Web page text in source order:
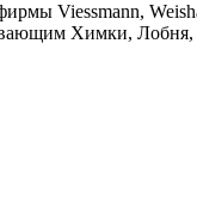
Viessmann,
Химки, Лобня,